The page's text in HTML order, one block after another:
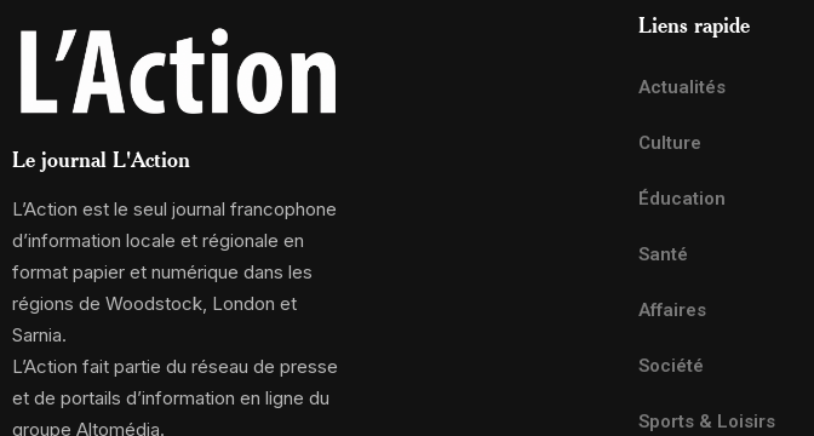
Le journal L'Action
L’Action est le seul journal francophone
d’information locale et régionale en
format papier et numérique dans les
régions de Woodstock, London et
Sarnia.
L’Action fait partie du réseau de presse
et de portails d’information en ligne du
groupe Altomédia.
Liens rapide
Actualités
Culture
Éducation
Santé
Affaires
Société
Sports & Loisirs